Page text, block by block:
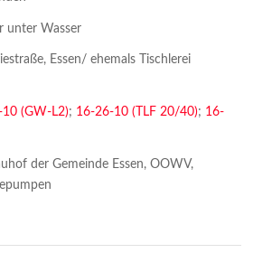
unter Wasser
Essen/ ehemals Tischlerei
(GW-L2); 16-26-10 (TLF 20/40); 16-
der Gemeinde Essen, OOWV,